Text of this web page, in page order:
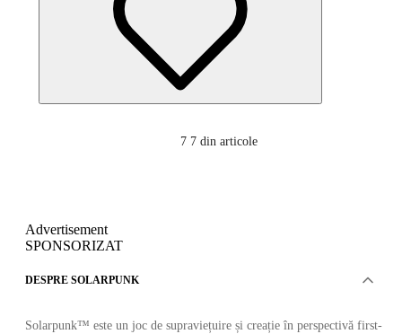
7 7 din articole
Advertisement
SPONSORIZAT
DESPRE SOLARPUNK
Solarpunk™ este un joc de supraviețuire și creație în perspectivă first-